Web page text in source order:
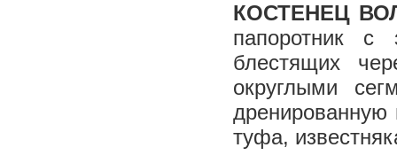
КОСТЕНЕЦ
папоротник с
блестящих
округлыми
дренированную
туфа,